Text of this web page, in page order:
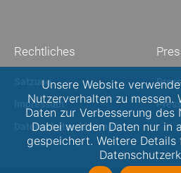
Rechtliches
Satzung
Impressum
Datenschutzerklärung
Unsere Website
Nutzerverhalten zu messen.
Daten zur Verbesserung des
Dabei werden Daten nur in
gespeichert. Weitere